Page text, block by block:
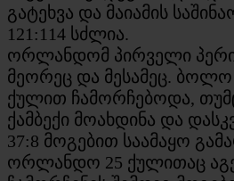
გატეხვა და მაიამის
121:114 სძლია.
ორლანდომ პირველი
მეორეც და მესამეც. ბოლო
ქულით ჩამორჩებოდა,
ქამბექი მოახდინა და
37:8 მოგებით საამაყო
ორლანდო 25 ქულითაც